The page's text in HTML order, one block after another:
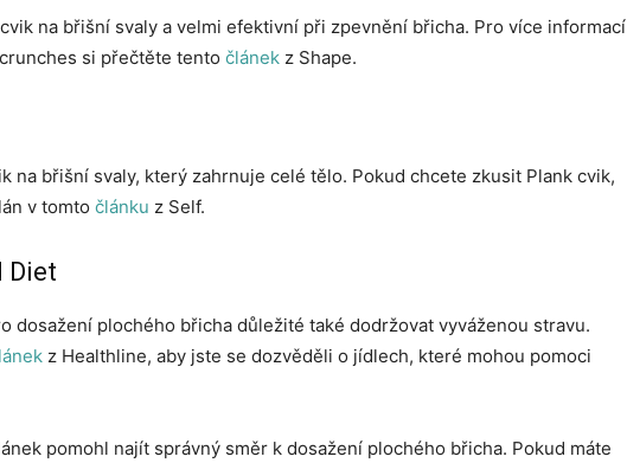
na břišní svaly a velmi efektivní při zpevnění břicha. Pro více informací
si přečtěte tento článek z Shape.
na břišní svaly, který zahrnuje celé tělo. Pokud chcete zkusit Plank cvik,
v tomto článku z Self.
Diet
dosažení plochého břicha důležité také dodržovat vyváženou stravu.
z Healthline, aby jste se dozvěděli o jídlech, které mohou pomoci
pomohl najít správný směr k dosažení plochého břicha. Pokud máte